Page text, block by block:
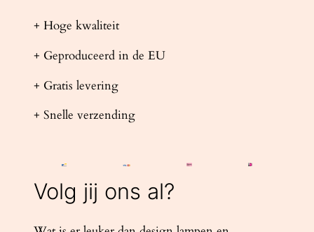
+ Hoge kwaliteit
+ Geproduceerd in de EU
+ Gratis levering
+ Snelle verzending
Volg jij ons al?